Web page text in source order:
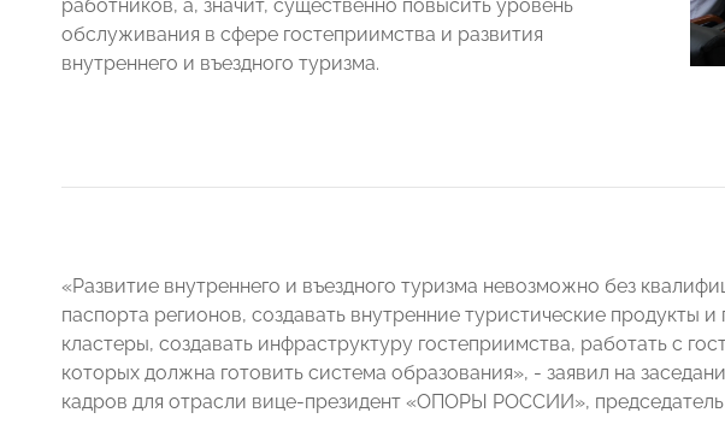
работников, а, значит, существенно повысить уровень
обслуживания в сфере гостеприимства и развития
внутреннего и въездного туризма.
«Развитие внутреннего и въездного туризма невозможно без
паспорта регионов, создавать внутренние туристические продукты и
кластеры, создавать инфраструктуру гостеприимства, работать с
которых должна готовить система образования», - заявил на
кадров для отрасли вице-президент «ОПОРЫ РОССИИ»,